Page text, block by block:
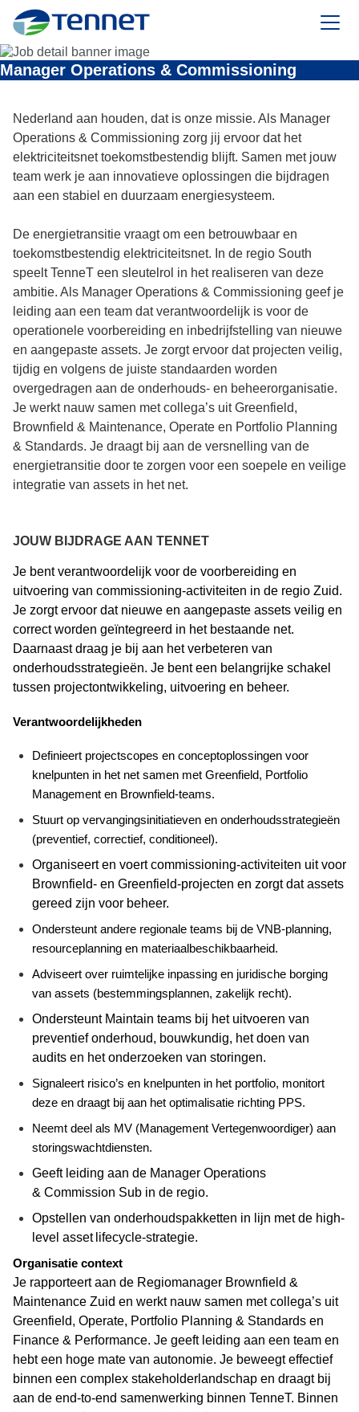
TenneT
Manager Operations & Commissioning
Nederland aan houden, dat is onze missie. Als Manager
Operations & Commissioning zorg jij ervoor dat het
elektriciteitsnet toekomstbestendig blijft. Samen met jouw
team werk je aan innovatieve oplossingen die bijdragen
aan een stabiel en duurzaam energiesysteem.
De energietransitie vraagt om een betrouwbaar en
toekomstbestendig elektriciteitsnet. In de regio South
speelt TenneT een sleutelrol in het realiseren van deze
ambitie. Als Manager Operations & Commissioning geef je
leiding aan een team dat verantwoordelijk is voor de
operationele voorbereiding en inbedrijfstelling van nieuwe
en aangepaste assets. Je zorgt ervoor dat projecten veilig,
tijdig en volgens de juiste standaarden worden
overgedragen aan de onderhouds- en beheerorganisatie.
Je werkt nauw samen met collega’s uit Greenfield,
Brownfield & Maintenance, Operate en Portfolio Planning
& Standards. Je draagt bij aan de versnelling van de
energietransitie door te zorgen voor een soepele en veilige
integratie van assets in het net.
JOUW BIJDRAGE AAN TENNET
Je bent verantwoordelijk voor de voorbereiding en
uitvoering van commissioning-activiteiten in de regio Zuid.
Je zorgt ervoor dat nieuwe en aangepaste assets veilig en
correct worden geïntegreerd in het bestaande net.
Daarnaast draag je bij aan het verbeteren van
onderhoudsstrategieën. Je bent een belangrijke schakel
tussen projectontwikkeling, uitvoering en beheer.
Verantwoordelijkheden
Definieert projectscopes en conceptoplossingen voor
knelpunten in het net samen met Greenfield, Portfolio
Management en Brownfield-teams.
Stuurt op vervangingsinitiatieven en onderhoudsstrategieën
(preventief, correctief, conditioneel).
Organiseert en voertcommissioning-activiteiten uit voor
Brownfield- en Greenfield-projecten en zorgt dat assets
gereed zijn voor beheer.
Ondersteunt andere regionale teams bij de VNB-planning,
resourceplanning en materiaalbeschikbaarheid.
Adviseert over ruimtelijke inpassing en juridische borging
van assets (bestemmingsplannen, zakelijk recht).
Ondersteunt Maintain teams bij het uitvoeren van
preventief onderhoud, bouwkundig, het doen van
audits en het onderzoeken van storingen.
Signaleert risico’s en knelpunten in het portfolio, monitort
deze en draagt bij aan het optimalisatie richting PPS.
Neemt deel als MV (Management Vertegenwoordiger) aan
storingswachtdiensten.
Geeft leiding aan de Manager Operations
& Commission Sub in de regio.
Opstellen van onderhoudspakketten in lijn met de high-
level asset lifecycle-strategie.
Organisatie context
Je rapporteert aan de Regiomanager Brownfield &
Maintenance Zuid en werkt nauw samen met collega’s uit
Greenfield, Operate, Portfolio Planning & Standards en
Finance & Performance. Je geeft leiding aan een team en
hebt een hoge mate van autonomie. Je beweegt effectief
binnen een complex stakeholderlandschap en draagt bij
aan de end-to-end samenwerking binnen TenneT. Binnen